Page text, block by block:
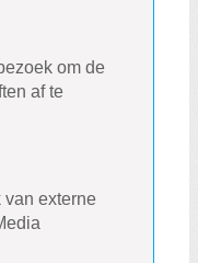
om de
af te
van externe